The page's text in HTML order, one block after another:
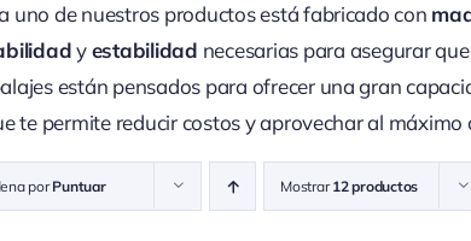
uno de nuestros productos está fabricado con
yestabilidad necesarias para asegurar
están pensados para ofrecer una gran
te permite reducir costos y aprovechar al máximo
porPuntuar Mostrar12 productos